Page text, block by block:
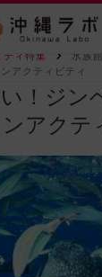
ィ特集
水族
アクティビティ
！ジン
アクテ